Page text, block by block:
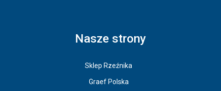
Nasze strony
Sklep Rzeźnika
Graef Polska